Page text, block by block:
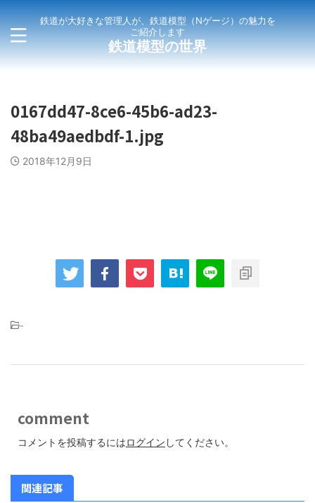
鉄道が大好きな管理人が、鉄道模型（Nゲージ）の魅力を
ご紹介します
鉄道模型の世界
0167dd47-8ce6-45b6-ad23-
48ba49aedbdf-1.jpg
2018年12月9日
-
comment
コメントを投稿するにはログイン してください。
関連記事